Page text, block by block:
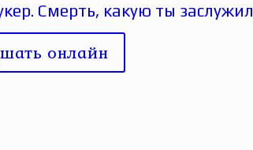
Смерть, какую ты заслужил
онлайн